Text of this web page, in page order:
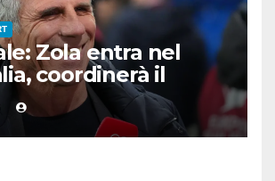
Zola entra nel
coordinerà il